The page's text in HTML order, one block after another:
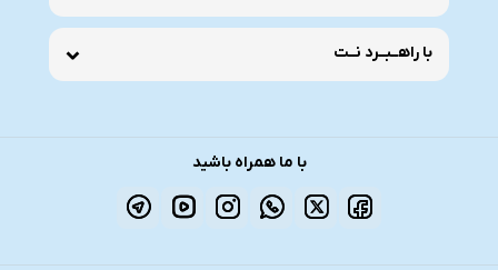
با راهــبــرد نــت
با ما همراه باشید